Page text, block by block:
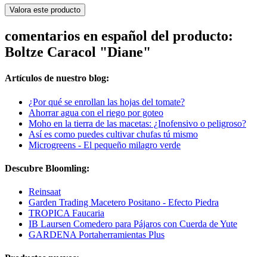
Valora este producto
comentarios en español del producto:
Boltze Caracol "Diane"
Artículos de nuestro blog:
¿Por qué se enrollan las hojas del tomate?
Ahorrar agua con el riego por goteo
Moho en la tierra de las macetas: ¿Inofensivo o peligroso?
Así es como puedes cultivar chufas tú mismo
Microgreens - El pequeño milagro verde
Descubre Bloomling:
Reinsaat
Garden Trading Macetero Positano - Efecto Piedra
TROPICA Faucaria
IB Laursen Comedero para Pájaros con Cuerda de Yute
GARDENA Portaherramientas Plus